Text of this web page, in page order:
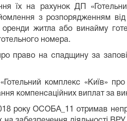
їх на рахунок ДП
з розпорядженням
оренди житла або винайму
номера.
право на спадщину за
комплекс «Київ»
компенсаційних виплат за
року ОСОБА_11 отримав